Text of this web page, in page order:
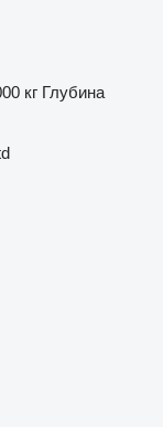
кг Глубина